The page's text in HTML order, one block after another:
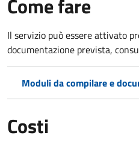
Il servizio può essere attivato
documentazione prevista,
Moduli da compilare e
Costi